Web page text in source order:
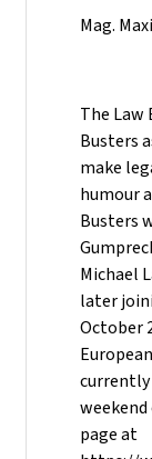
Mag.
The Law
Busters
make
humour
Busters
Michael
later
October
currently
weekend
page at